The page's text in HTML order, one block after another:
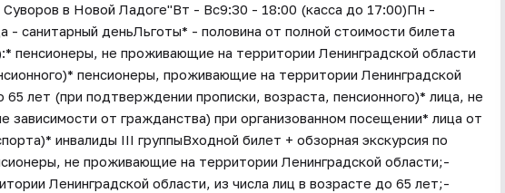
в Новой Ладоге"Вт - Вс9:30 - 18:00 (касса до 17:00)Пн -
- санитарный деньЛьготы* - половина от полной стоимости билета
пенсионеры, не проживающие на территории Ленинградской области
пенсионеры, проживающие на территории Ленинградской
65 лет (при подтверждении прописки, возраста, пенсионного)* лица, не
зависимости от гражданства) при организованном посещении* лица от
инвалиды III группыВходной билет + обзорная экскурсия по
не проживающие на территории Ленинградской области;-
Ленинградской области, из числа лиц в возрасте до 65 лет;-